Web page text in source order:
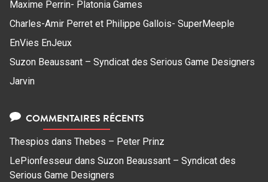
Maxime Perrin- Platonia Games
Charles-Amir Perret et Philippe Gallois- SuperMeeple
EnVies EnJeux
Suzon Beaussant – Syndicat des Serious Game Designers
Jarvin
COMMENTAIRES RÉCENTS
Thespios dans Thebes – Peter Prinz
LePionfesseur dans Suzon Beaussant – Syndicat des
Serious Game Designers